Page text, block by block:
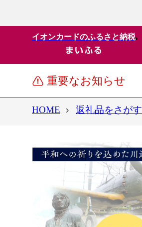
イオンカードのふるさと納税
重要なお知らせ
HOME 返礼品をさがす